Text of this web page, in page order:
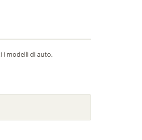
i modelli di auto.